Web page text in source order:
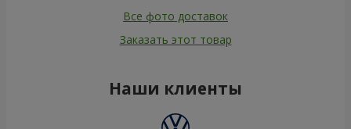
Все фото доставок
Заказать этот товар
Наши клиенты